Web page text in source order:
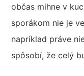
občas mihne v
sporákom nie je
napríklad práve
spôsobí, že celý